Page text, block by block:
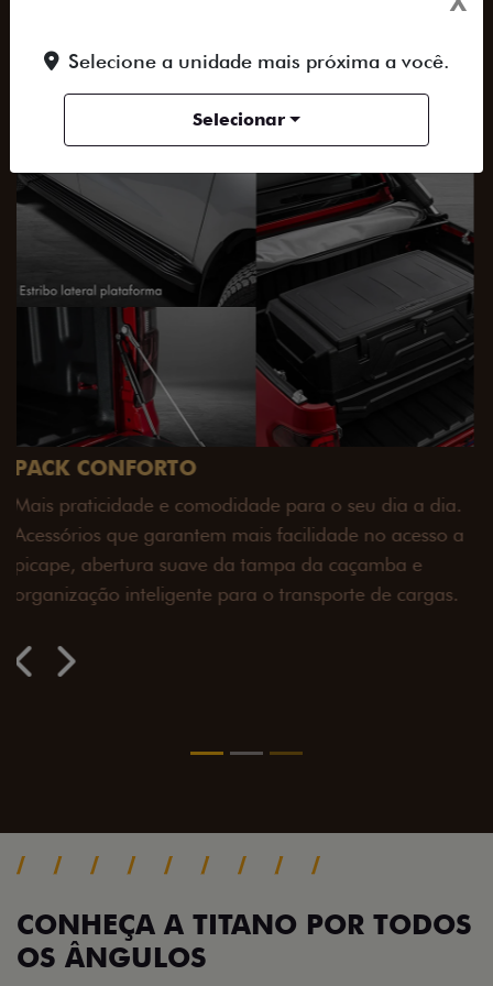
ACESSORIOS DESIGN PERFORMANCE
CONHEÇA A TITANO POR TODOS
OS ÂNGULOS
Selecione a unidade mais próxima a você.
Selecionar